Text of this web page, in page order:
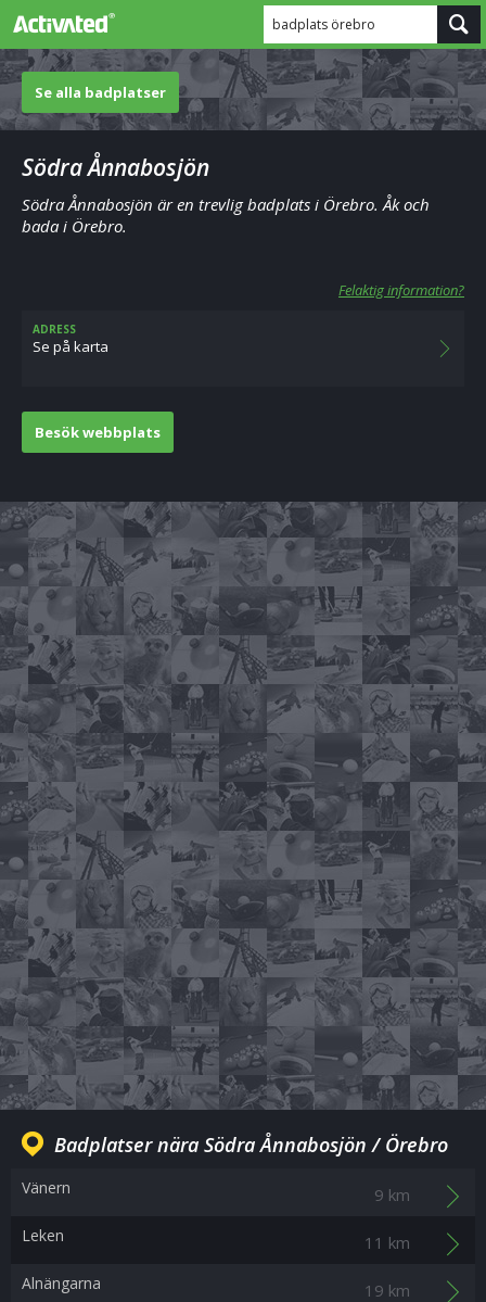
badplats örebro
Se alla badplatser
Södra Ånnabosjön
Södra Ånnabosjön är en trevlig badplats i Örebro. Åk och
bada i Örebro.
Felaktig information?
ADRESS
Se på karta
Besök webbplats
Badplatser nära Södra Ånnabosjön / Örebro
Vänern 9 km
Leken 11 km
Alnängarna 19 km